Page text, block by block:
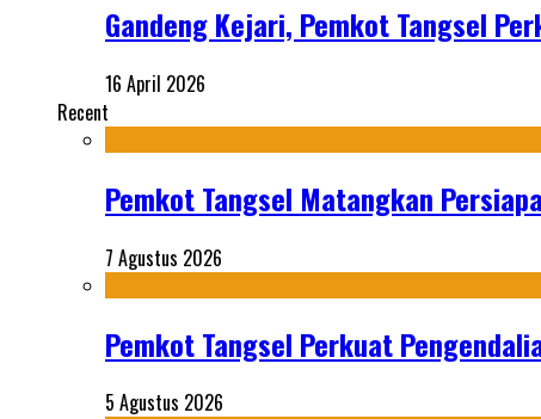
Gandeng Kejari, Pemkot Tangsel
16 April 2026
Recent
Pemkot Tangsel Matangkan
7 Agustus 2026
Pemkot Tangsel Perkuat
5 Agustus 2026